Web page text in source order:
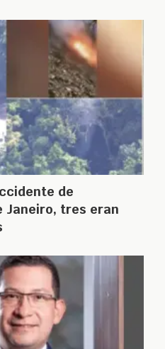
de
Janeiro, tres eran